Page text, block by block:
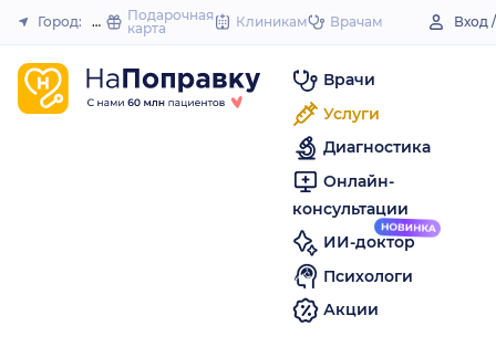
to
Закрыть
Город: ЦивильскПодарочная
карта
Клиникам Врачам Вход
Врачи
Услуги
Диагностика
Онлайн-
консультации
ИИ-доктор
Психологи
Акции